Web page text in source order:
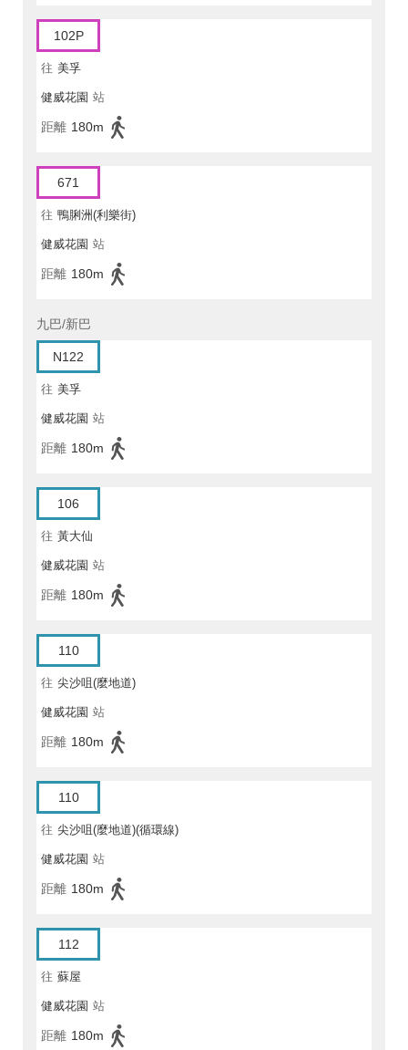
102P
往 美孚
健威花園 站
距離 180m
671
往 鴨脷洲(利樂街)
健威花園 站
距離 180m
九巴/新巴
N122
往 美孚
健威花園 站
距離 180m
106
往 黃大仙
健威花園 站
距離 180m
110
往 尖沙咀(麼地道)
健威花園 站
距離 180m
110
往 尖沙咀(麼地道)(循環線)
健威花園 站
距離 180m
112
往 蘇屋
健威花園 站
距離 180m